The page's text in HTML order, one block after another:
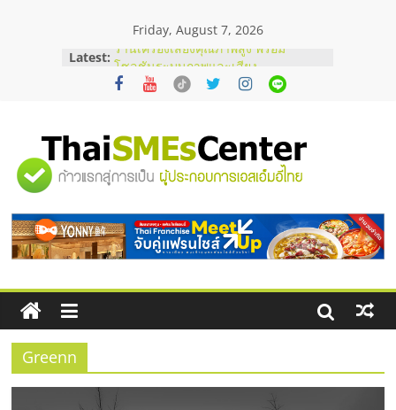
Friday, August 7, 2026
Latest: ร้านเครื่องเสียงคุณภาพสูง พร้อม
โซลูชันระบบภาพและเสียง
บริษัท Cybersecurity ในไทยที่ไหนดี?
อยากหาเงินทุน เพิ่มสภาพคล่องให้ธุรกิจ
เริ่มยังไงให้ผ่านฉลุย
สัมมนาออนไลน์ โอกาสบริหารสถานี
สัมมนาลงทุน แฟรนไชส์ยอนนี่
ThaiFranchise Meet Up จับคู่แฟรน
ไชส์ ครั้งที่ 8
"ศูนย์
รวม
ข้อมูล
ธุรกิจ
SME
Greenn